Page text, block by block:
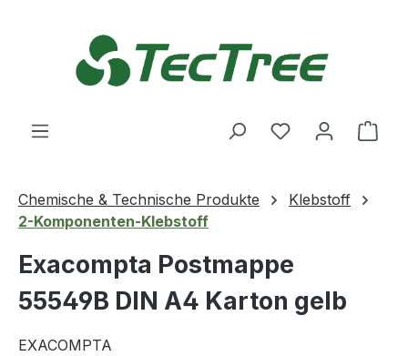
Du hast 0
Chemische & Technische Produkte
Klebstoff
2-Komponenten-Klebstoff
Exacompta Postmappe
55549B DIN A4 Karton gelb
EXACOMPTA